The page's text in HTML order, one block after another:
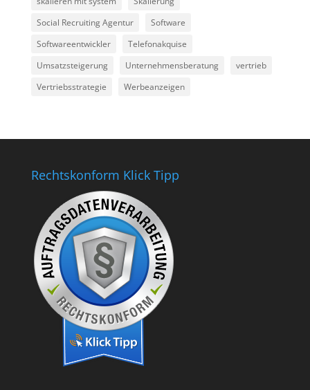
Social Recruiting Agentur
Software
Softwareentwickler
Telefonakquise
Umsatzsteigerung
Unternehmensberatung
vertrieb
Vertriebsstrategie
Werbeanzeigen
Rechtskonform Klick Tipp